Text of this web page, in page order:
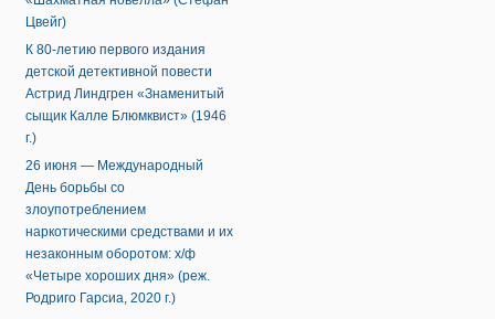
Цвейг)
К 80-летию первого издания
детской детективной повести
Астрид Линдгрен «Знаменитый
сыщик Калле Блюмквист» (1946
г.)
26 июня — Международный
День борьбы со
злоупотреблением
наркотическими средствами и их
незаконным оборотом: х/ф
«Четыре хороших дня» (реж.
Родриго Гарсиа, 2020 г.)